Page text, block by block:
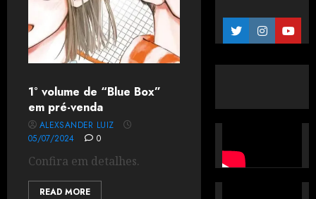
1° volume de “Blue Box”
em pré-venda
ALEXSANDER LUIZ
05/07/2024
0
Confira em detalhes.
READ MORE